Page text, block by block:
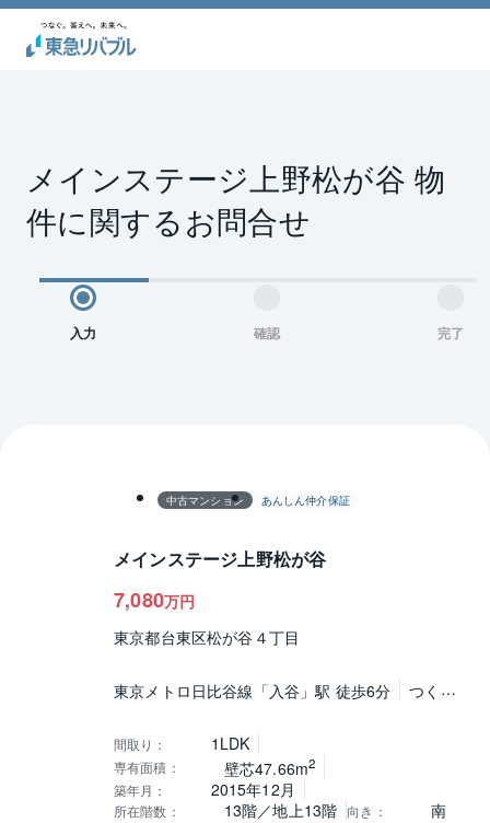
メインステージ上野松が谷 物
件に関するお問合せ
入力 確認 完了
中古マンション あんしん仲介保証
メインステージ上野松が谷
7,080万円
東京都台東区松が谷４丁目
東京メトロ日比谷線「入谷」駅 徒歩6分
つくば
野」駅 徒歩15分
間取り ： 1LDK
専有面積 ： 壁芯47.66m2
築年月 ： 2015年12月
所在階数 ： 13階／地上13階 向き ： 南